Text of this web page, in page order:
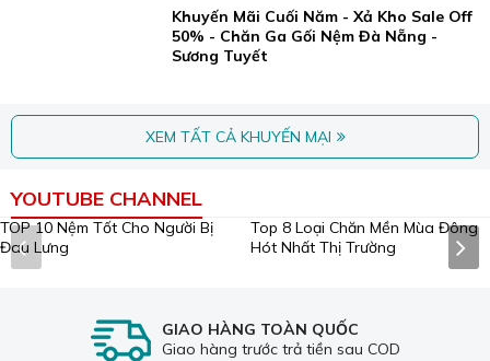
Khuyến Mãi Cuối Năm - Xả Kho Sale Off
50% - Chăn Ga Gối Nệm Đà Nẵng -
Sương Tuyết
XEM TẤT CẢ KHUYẾN MẠI
YOUTUBE CHANNEL
TOP 10 Nệm Tốt Cho Người Bị
Đau Lưng
Top 8 Loại Chăn Mền Mùa Đông
Hót Nhất Thị Trường
GIAO HÀNG TOÀN QUỐC
Giao hàng trước trả tiền sau COD